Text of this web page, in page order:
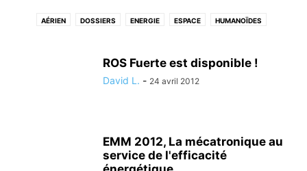
AÉRIEN DOSSIERS ENERGIE ESPACE HUMANOÏDES
ROS Fuerte est disponible !
David L. - 24 avril 2012
EMM 2012, La mécatronique au
service de l'efficacité